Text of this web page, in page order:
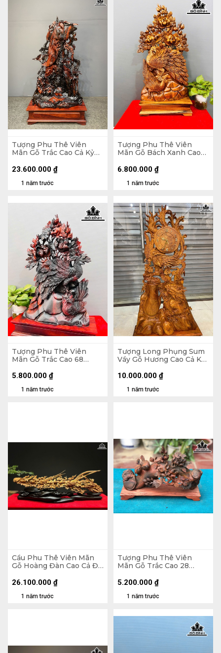
Tượng Phu Thê Viên
Mãn Gỗ Trắc Cao Cả Kỷ
- Kỷ Cao 20 (cm)
1 năm trước
23.600.000 ₫
Tượng Phu Thê Viên
Mãn Gỗ Bách Xanh Cao
1 năm trước
6.800.000 ₫
Tượng Phu Thê Viên
Mãn Gỗ Trắc Cao 68
1 năm trước
5.800.000 ₫
Tượng Long Phụng Sum
Vầy Gỗ Hương Cao Cả Kỷ
- Kỷ Cao 10 (cm)
1 năm trước
10.000.000 ₫
Cầu Phu Thê Viên Mãn
Gỗ Hoàng Đàn Cao Cả Đế
Riêng Tượng Cao 14 (cm)
1 năm trước
26.100.000 ₫
Tượng Phu Thê Viên
Mãn Gỗ Trắc Cao 28
1 năm trước
5.200.000 ₫